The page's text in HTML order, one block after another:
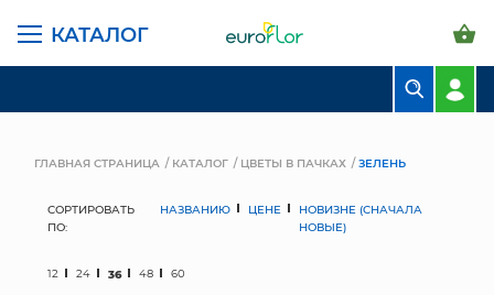
КАТАЛОГ
ГЛАВНАЯ СТРАНИЦА КАТАЛОГ ЦВЕТЫ В ПАЧКАХ ЗЕЛЕНЬ
СОРТИРОВАТЬ
ПО:
НАЗВАНИЮ ЦЕНЕ
НОВИЗНЕ (СНАЧАЛА
НОВЫЕ)
12 24 36 48 60